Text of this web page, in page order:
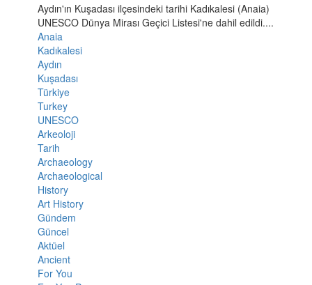
Aydın'ın Kuşadası ilçesindeki tarihi Kadıkalesi (Anaia)
UNESCO Dünya Mirası Geçici Listesi'ne dahil edildi....
Anaia
Kadıkalesi
Aydın
Kuşadası
Türkiye
Turkey
UNESCO
Arkeoloji
Tarih
Archaeology
Archaeological
History
Art History
Gündem
Güncel
Aktüel
Ancient
For You